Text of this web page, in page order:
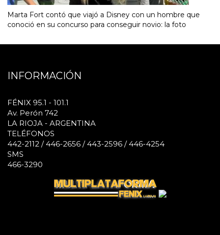
Marta Fort contó que viajó a Disney con un hombre que
conoció en su concurso para conseguir novio: la foto
INFORMACIÓN
FÉNIX 95.1 - 101.1
Av. Perón 742
LA RIOJA - ARGENTINA
TELÉFONOS
442-2112 / 446-2656 / 443-2596 / 446-4254
SMS
466-3290